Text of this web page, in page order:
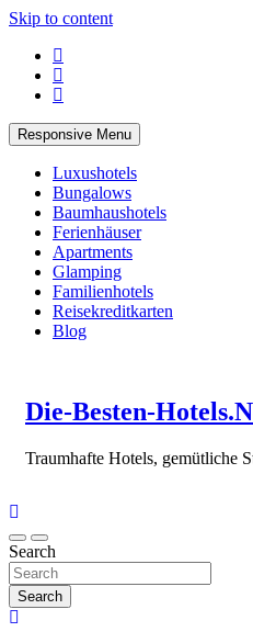
Skip to content
Responsive Menu
Luxushotels
Bungalows
Baumhaushotels
Ferienhäuser
Apartments
Glamping
Familienhotels
Reisekreditkarten
Blog
Die-Besten-
Traumhafte Hotels, gemütliche
Search
Search